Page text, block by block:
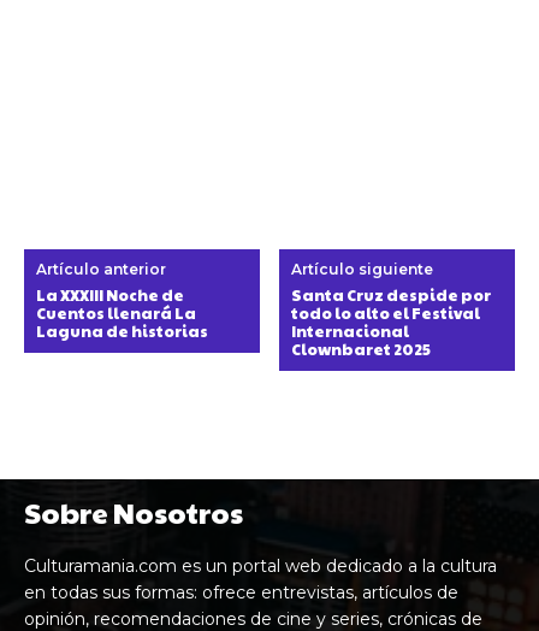
Artículo anterior
La XXXIII Noche de
Cuentos llenará La
Laguna de historias
Artículo siguiente
Santa Cruz despide por
todo lo alto el Festival
Internacional
Clownbaret 2025
Sobre Nosotros
Culturamania.com es un portal web dedicado a la cultura
en todas sus formas: ofrece entrevistas, artículos de
opinión, recomendaciones de cine y series, crónicas de